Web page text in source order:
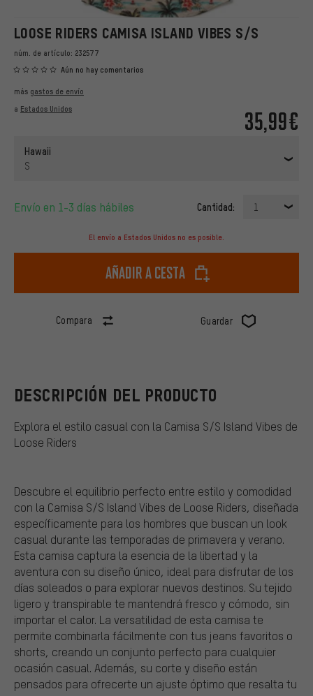
LOOSE RIDERS CAMISA ISLAND VIBES S/S
núm. de artículo: 232577
Aún no hay comentarios
35,99€
más gastos de envío
a Estados Unidos
Hawaii
S
Envío en 1-3 días hábiles Cantidad: 1
El envío a Estados Unidos no es posible.
Añadir a cesta
Compara Guardar
DESCRIPCIÓN DEL PRODUCTO
Explora el estilo casual con la Camisa S/S Island Vibes de
Loose Riders
Descubre el equilibrio perfecto entre estilo y comodidad
con la Camisa S/S Island Vibes de Loose Riders, diseñada
específicamente para los hombres que buscan un look
casual durante las temporadas de primavera y verano.
Esta camisa captura la esencia de la libertad y la
aventura con su diseño único, ideal para disfrutar de los
días soleados o para explorar nuevos destinos. Su tejido
ligero y transpirable te mantendrá fresco y cómodo, sin
importar el calor. La versatilidad de esta camisa te
permite combinarla fácilmente con tus jeans favoritos o
shorts, creando un conjunto perfecto para cualquier
ocasión casual. Además, su corte y diseño están
pensados para ofrecerte un ajuste óptimo que resalta tu